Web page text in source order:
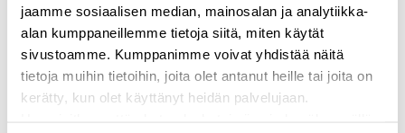
jaamme sosiaalisen median, mainosalan ja analytiikka-
alan kumppaneillemme tietoja siitä, miten käytät
sivustoamme. Kumppanimme voivat yhdistää näitä
tietoja muihin tietoihin, joita olet antanut heille tai joita on
kerätty, kun olet käyttänyt heidän palvelujaan.